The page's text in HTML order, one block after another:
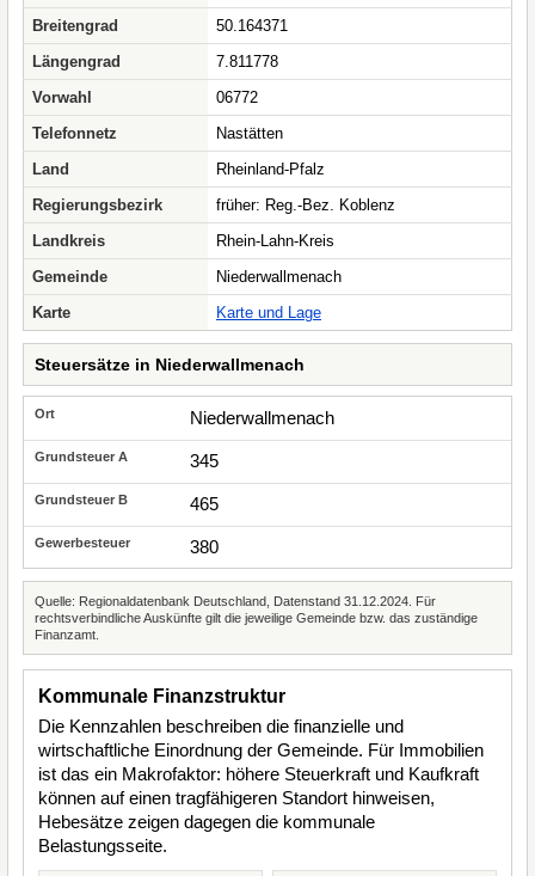
Breitengrad
50.164371
Längengrad
7.811778
Vorwahl
06772
Telefonnetz
Nastätten
Land
Rheinland-Pfalz
Regierungsbezirk
früher: Reg.-Bez. Koblenz
Landkreis
Rhein-Lahn-Kreis
Gemeinde
Niederwallmenach
Karte
Karte und Lage
Steuersätze in Niederwallmenach
Niederwallmenach
345
465
380
Quelle: Regionaldatenbank Deutschland, Datenstand 31.12.2024. Für
rechtsverbindliche Auskünfte gilt die jeweilige Gemeinde bzw. das zuständige
Finanzamt.
Kommunale Finanzstruktur
Die Kennzahlen beschreiben die finanzielle und
wirtschaftliche Einordnung der Gemeinde. Für Immobilien
ist das ein Makrofaktor: höhere Steuerkraft und Kaufkraft
können auf einen tragfähigeren Standort hinweisen,
Hebesätze zeigen dagegen die kommunale
Belastungsseite.